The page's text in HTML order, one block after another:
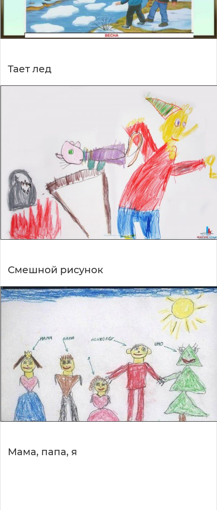
Тает лед
Смешной рисунок
Мама, папа, я